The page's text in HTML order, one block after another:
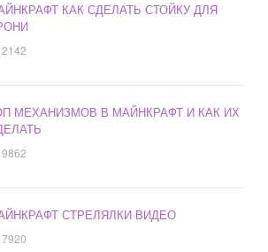
КАК СДЕЛАТЬ СТОЙКУ ДЛЯ
2142
МЕХАНИЗМОВ В МАЙНКРАФТ И КАК ИХ
9862
СТРЕЛЯЛКИ ВИДЕО
7920